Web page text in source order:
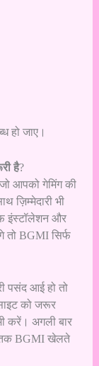
हो जाए।
है?
आपको गेमिंग की
ज़िम्मेदारी भी
इंस्टॉलेशन और
तो BGMI सिर्फ
पसंद आई हो तो
को जरूर
करें। अगली बार
तक BGMI खेलते